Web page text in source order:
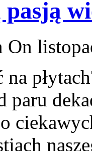
On
na
paru